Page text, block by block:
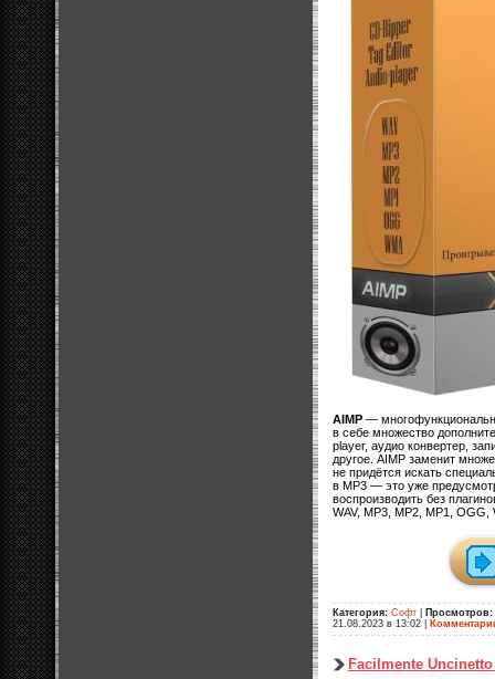
AIMP —
в себе множество
player, аудио конвертер,
другое. AIMP заменит
не придётся искать
в MP3 — это уже
воспроизводить без
WAV, MP3, MP2, MP1, OGG,
Категория: Софт Просмотров:
21.08.2023 в 13:02
Facilmente